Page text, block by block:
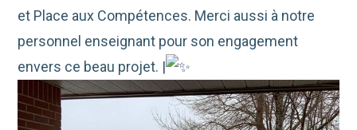
et Place aux Compétences. Merci aussi à notre
personnel enseignant pour son engagement
envers ce beau projet. |